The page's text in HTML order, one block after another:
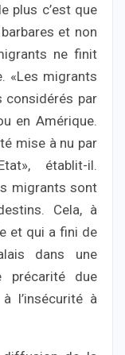
plus c’est que
et non
ne finit
«Les migrants
considérés par
en Amérique.
mise à nu par
établit-il.
migrants sont
Cela, à
et qui a fini de
dans une
précarité due
l’insécurité à